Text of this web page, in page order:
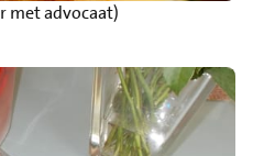
met advocaat)